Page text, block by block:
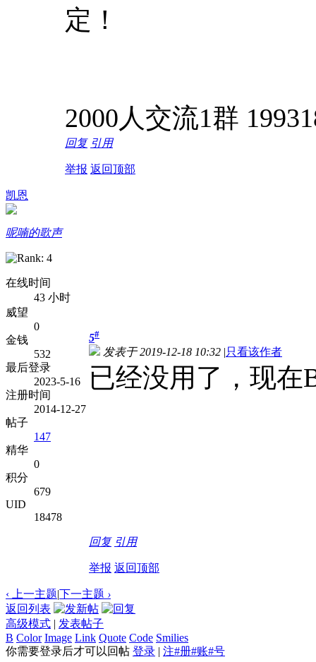
定！
2000人交流1群
回复 引用
举报 返回顶部
凯恩
呢喃的歌声
在线时间
43 小时
威望
0
金钱
532
最后登录
2023-5-16
注册时间
2014-12-27
帖子
147
精华
0
积分
679
UID
18478
5#
发表于 2019-12-18 10:32 |只看该作者
已经没用了，现在
回复 引用
举报 返回顶部
‹ 上一主题|下一主题 ›
返回列表
高级模式 | 发表帖子
B Color Image Link Quote Code Smilies
你需要登录后才可以回帖 登录 | 注#册#账#号